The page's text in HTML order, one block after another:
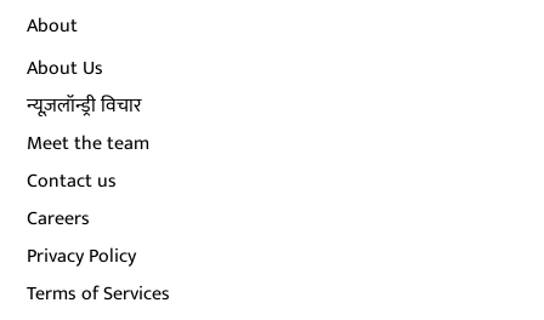
About
About Us
न्यूज़लॉन्ड्री विचार
Meet the team
Contact us
Careers
Privacy Policy
Terms of Services